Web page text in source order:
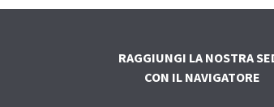
RAGGIUNGI LA NOSTRA
CON IL NAVIGATORE